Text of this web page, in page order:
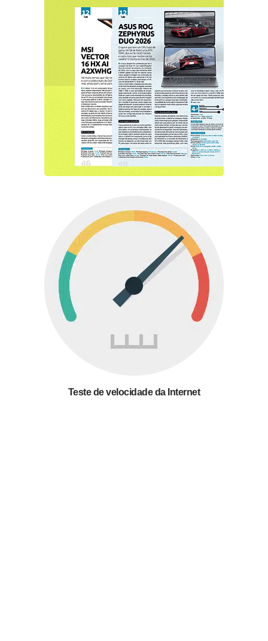
Teste de velocidade da Internet